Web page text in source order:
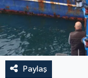
Paylaş
RESMİ İLAN